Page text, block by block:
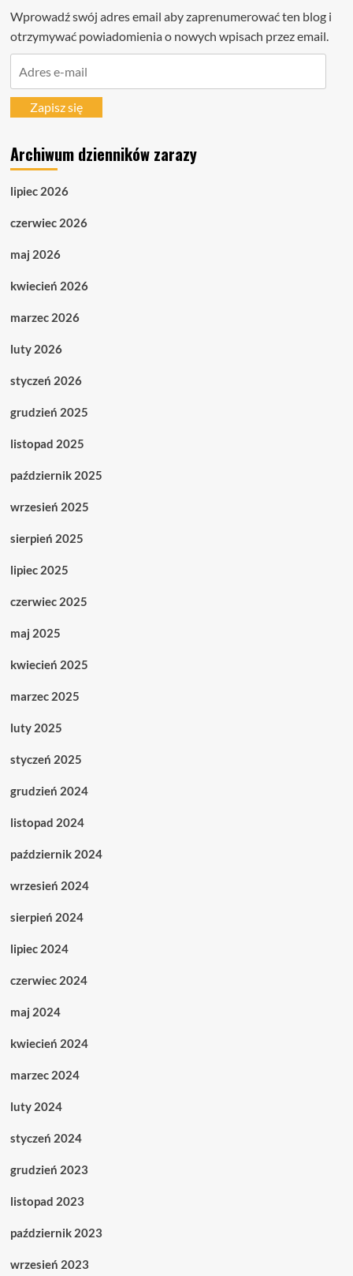
Wprowadź swój adres email aby zaprenumerować ten blog i
otrzymywać powiadomienia o nowych wpisach przez email.
mailZapisz się
Archiwum dzienników zarazy
lipiec 2026
czerwiec 2026
maj 2026
kwiecień 2026
marzec 2026
luty 2026
styczeń 2026
grudzień 2025
listopad 2025
październik 2025
wrzesień 2025
sierpień 2025
lipiec 2025
czerwiec 2025
maj 2025
kwiecień 2025
marzec 2025
luty 2025
styczeń 2025
grudzień 2024
listopad 2024
październik 2024
wrzesień 2024
sierpień 2024
lipiec 2024
czerwiec 2024
maj 2024
kwiecień 2024
marzec 2024
luty 2024
styczeń 2024
grudzień 2023
listopad 2023
październik 2023
wrzesień 2023